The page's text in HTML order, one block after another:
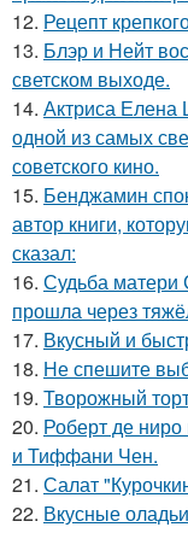
12. Рецепт
13. Блэр и Нейт
светском выходе.
14. Актриса Елена
одной из самых
советского кино.
15. Бенджамин
автор книги,
сказал:
16. Судьба матери
прошла через
17. Вкусный и
18. Не спешите
19. Творожный
20. Роберт де
и Тиффани Чен.
21. Салат
22. Вкусные